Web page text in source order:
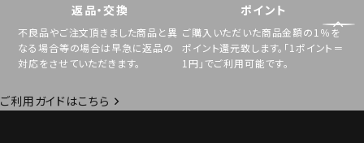
返品・交換
不良品やご注文頂きました商品と異
なる場合等の場合は早急に返品の
対応をさせていただきます。
ポイント
ご購入いただいた商品金額の1％を
ポイント還元致します。「1ポイント＝
1円」でご利用可能です。
ご利用ガイドはこちら